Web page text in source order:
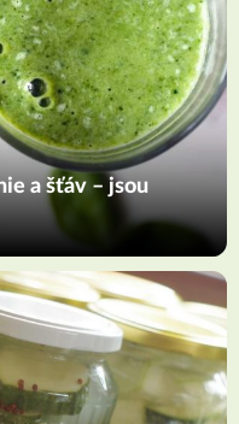
a šťáv – jsou